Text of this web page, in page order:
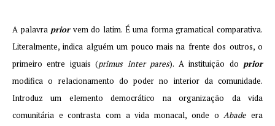
A palavra prior vem do latim. É uma forma gramatical comparativa.
Literalmente, indica alguém um pouco mais na frente dos outros, o
primeiro entre iguais (primus inter pares). A instituição do prior
modifica o relacionamento do poder no interior da comunidade.
Introduz um elemento democrá­tico na organização da vida
comunitária e contrasta com a vida monacal, onde oAbade era